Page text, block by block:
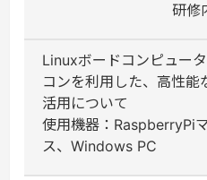
研修
Linuxボードコンピュー
コンを利用した、高性能
活用について
使用機器：RaspberryPi
ス、Windows PC